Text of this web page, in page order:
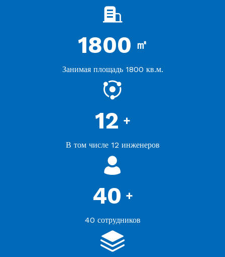
1800 ㎡
Занимая площадь 1800 кв.м.
12 +
В том числе 12 инженеров
40 +
40 сотрудников